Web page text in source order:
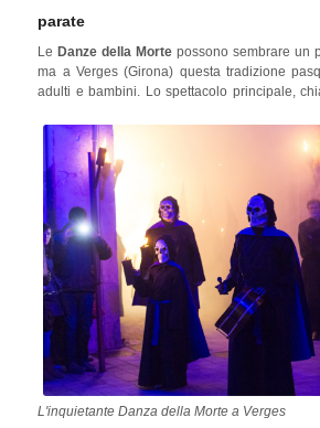
parate
Le Danze della Morte possono sembrare un
ma a Verges (Girona) questa tradizione
adulti e bambini. Lo spettacolo principale,
svolge il giorno di Pasqua. In entrambi i
viene riproposta allo stesso modo: con
di cenere, la rappresentazione teatrale della
sfondo perfetto del centro storico medievale di
L'inquietante Danza della Morte a Verges